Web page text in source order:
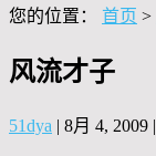
您的位置： 首页 >
风流才子
51dya | 8月 4, 2009 |